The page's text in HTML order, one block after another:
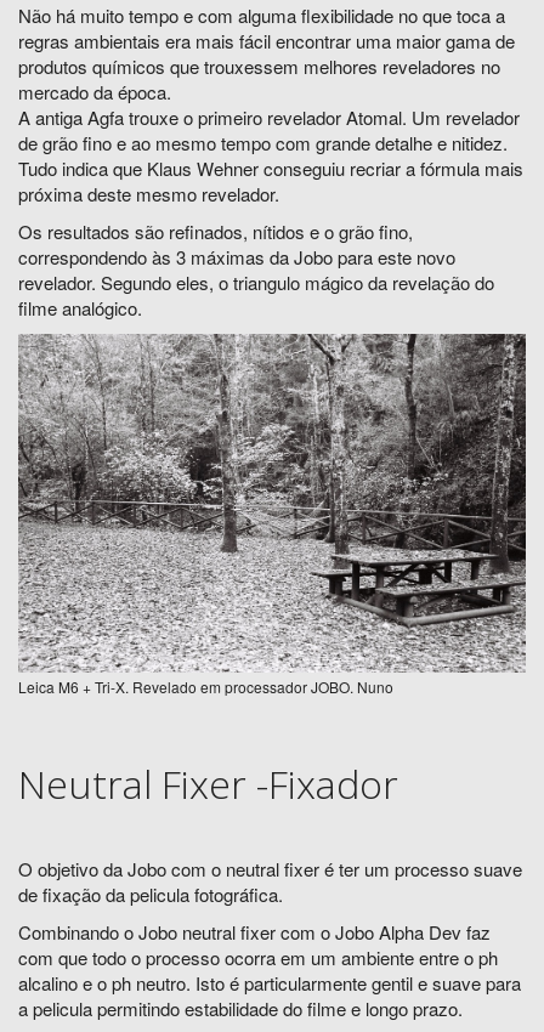
Não há muito tempo e com alguma flexibilidade no que toca a
regras ambientais era mais fácil encontrar uma maior gama de
produtos químicos que trouxessem melhores reveladores no
mercado da época.
A antiga Agfa trouxe o primeiro revelador Atomal. Um revelador
de grão fino e ao mesmo tempo com grande detalhe e nitidez.
Tudo indica que Klaus Wehner conseguiu recriar a fórmula mais
próxima deste mesmo revelador.
Os resultados são refinados, nítidos e o grão fino,
correspondendo às 3 máximas da Jobo para este novo
revelador. Segundo eles, o triangulo mágico da revelação do
filme analógico.
Leica M6 + Tri-X. Revelado em processador JOBO. Nuno
Neutral Fixer -Fixador
O objetivo da Jobo com o neutral fixer é ter um processo suave
de fixação da pelicula fotográfica.
Combinando o Jobo neutral fixer com o Jobo Alpha Dev faz
com que todo o processo ocorra em um ambiente entre o ph
alcalino e o ph neutro. Isto é particularmente gentil e suave para
a pelicula permitindo estabilidade do filme e longo prazo.